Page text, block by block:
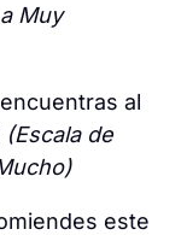
Muy
al
(Escala de
este